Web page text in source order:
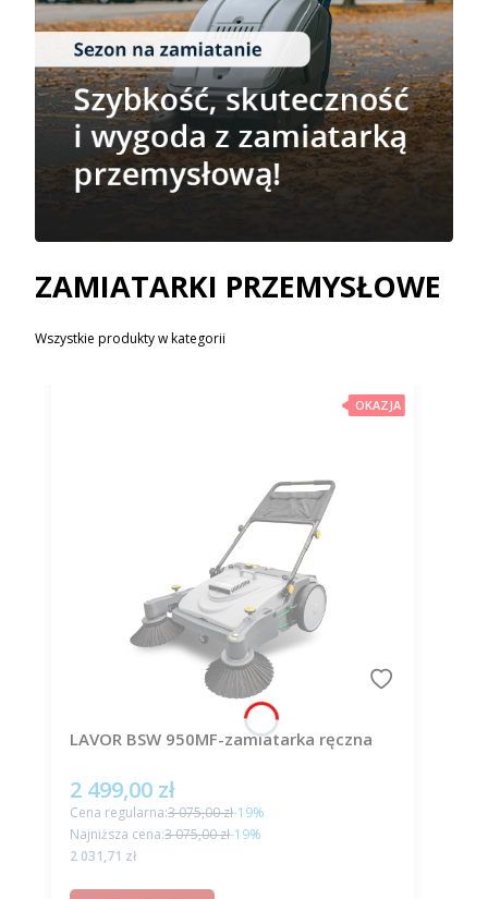
ZAMIATARKI PRZEMYSŁOWE
Wszystkie produkty w kategorii
OKAZJA
LAVOR BSW 950MF-zamiatarka ręczna
Cena promocyjna
2 499,00 zł
Cena regularna:3 075,00 zł-19%
Najniższa cena:3 075,00 zł-19%
Cena
2 031,71 zł